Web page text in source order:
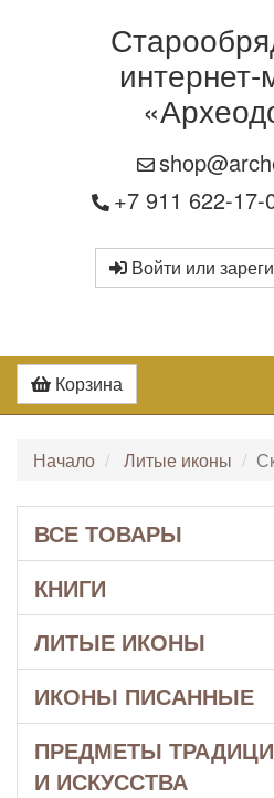
интернет-
+7 911 622-17-
Войти или
Корзина
Начало Литые иконы
ВСЕ ТОВАРЫ
КНИГИ
ЛИТЫЕ ИКОНЫ
ИКОНЫ ПИСАННЫЕ
ПРЕДМЕТЫ
И ИСКУССТВА